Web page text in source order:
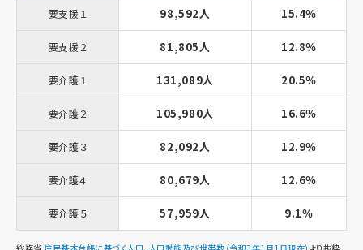
要支援１ 98,592人 15.4％
要支援２ 81,805人 12.8％
要介護１ 131,089人 20.5％
要介護２ 105,980人 16.6％
要介護３ 82,092人 12.9％
要介護４ 80,679人 12.6％
要介護５ 57,959人 9.1％